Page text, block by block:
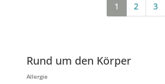
1 2 3
Rund um den Körper
Allergie